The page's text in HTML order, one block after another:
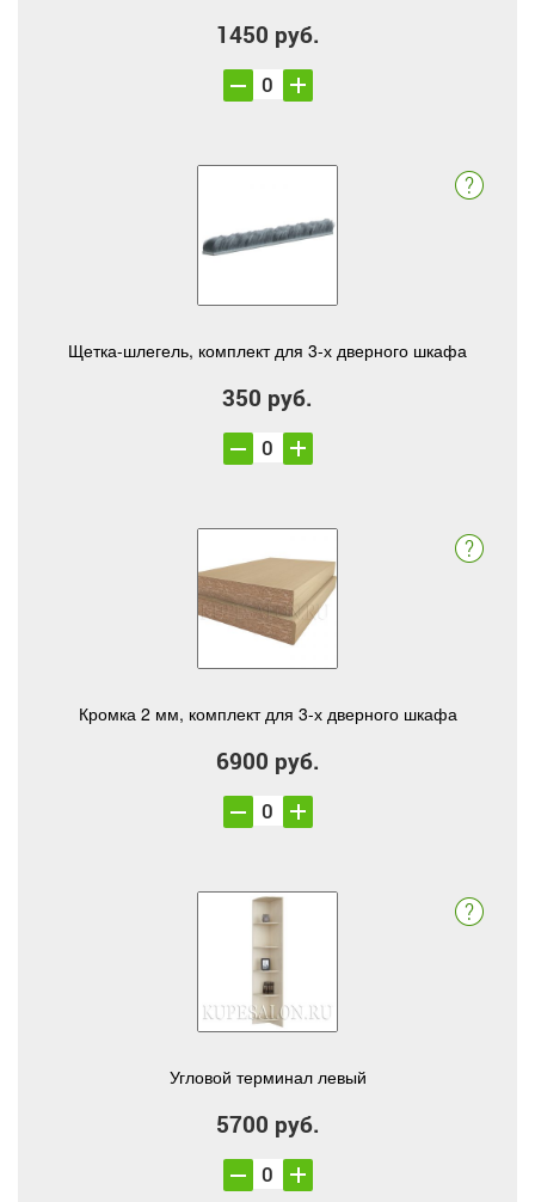
1450 руб.
Щетка-шлегель, комплект для 3-х дверного шкафа
350 руб.
Кромка 2 мм, комплект для 3-х дверного шкафа
6900 руб.
Угловой терминал левый
5700 руб.